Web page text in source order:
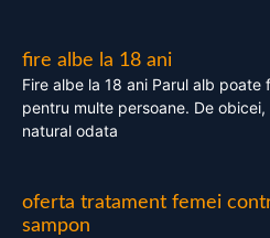
fire albe la 18 ani
Fire albe la 18 ani Parul alb poate
pentru multe persoane. De
natural odata
oferta tratament femei
sampon